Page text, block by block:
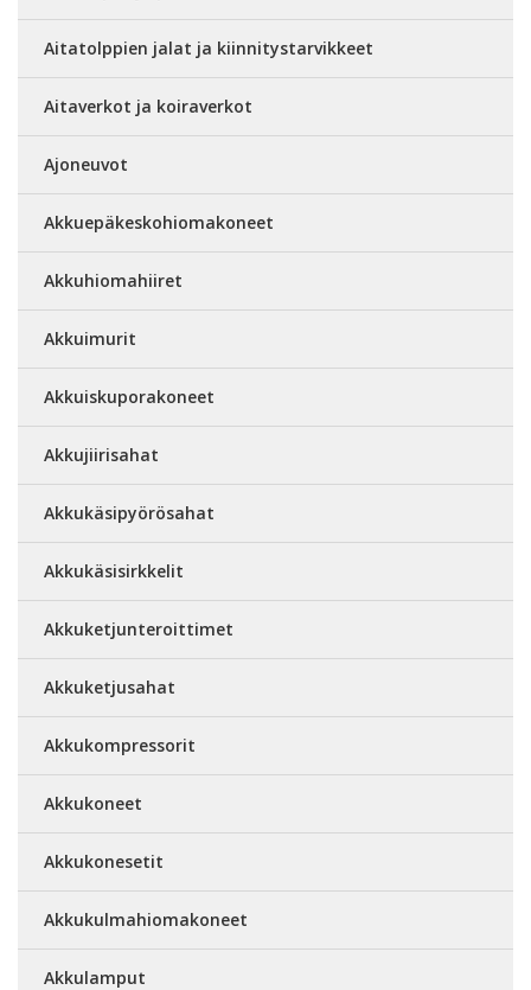
Aitatolppien jalat ja kiinnitystarvikkeet
Aitaverkot ja koiraverkot
Ajoneuvot
Akkuepäkeskohiomakoneet
Akkuhiomahiiret
Akkuimurit
Akkuiskuporakoneet
Akkujiirisahat
Akkukäsipyörösahat
Akkukäsisirkkelit
Akkuketjunteroittimet
Akkuketjusahat
Akkukompressorit
Akkukoneet
Akkukonesetit
Akkukulmahiomakoneet
Akkulamput